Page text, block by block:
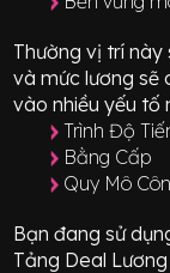
Thường vị trí
và mức lương sẽ
vào nhiều yếu tố
Trình Độ
Bằng Cấp
Quy Mô
Bạn đang sử
Tảng Deal